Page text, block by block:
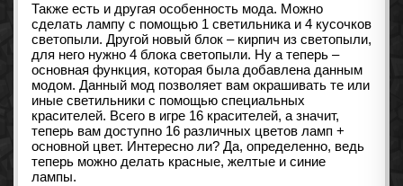
Также есть и другая особенность мода. Можно
сделать лампу с помощью 1 светильника и 4 кусочков
светопыли. Другой новый блок – кирпич из светопыли,
для него нужно 4 блока светопыли. Ну а теперь –
основная функция, которая была добавлена данным
модом. Данный мод позволяет вам окрашивать те или
иные светильники с помощью специальных
красителей. Всего в игре 16 красителей, а значит,
теперь вам доступно 16 различных цветов ламп +
основной цвет. Интересно ли? Да, определенно, ведь
теперь можно делать красные, желтые и синие
лампы.